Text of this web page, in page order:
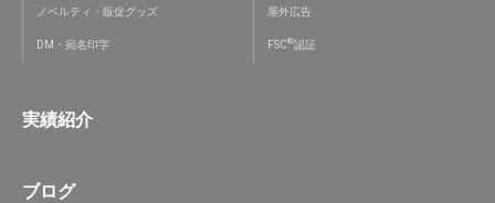
ノベルティ・販促グッズ 屋外広告
DM・宛名印字 FSC®認証
実績紹介
ブログ